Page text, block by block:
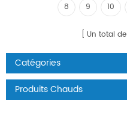
8
9 10
Un total de
Catégories
Produits Chauds